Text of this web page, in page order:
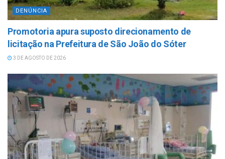
DENÚNCIA
Promotoria apura suposto direcionamento de
licitação na Prefeitura de São João do Sóter
3 DE AGOSTO DE 2026